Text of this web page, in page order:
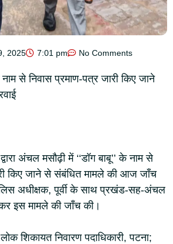
2025 7:01 pm No Comments
नाम से निवास प्रमाण-पत्र जारी किए जाने
अंचल मसौढ़ी में ‘‘डॉग बाबू’’ के नाम से
किए जाने से संबंधित मामले की आज जाँच
अधीक्षक, पूर्वी के साथ प्रखंड-सह-अंचल
इस मामले की जाँच की।
शिकायत निवारण पदाधिकारी, पटना;